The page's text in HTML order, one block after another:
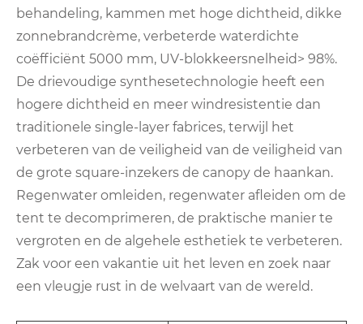
behandeling, kammen met hoge dichtheid, dikke
zonnebrandcrème, verbeterde waterdichte
coëfficiënt 5000 mm, UV-blokkeersnelheid> 98%.
De drievoudige synthesetechnologie heeft een
hogere dichtheid en meer windresistentie dan
traditionele single-layer fabrices, terwijl het
verbeteren van de veiligheid van de veiligheid van
de grote square-inzekers de canopy de haankan.
Regenwater omleiden, regenwater afleiden om de
tent te decomprimeren, de praktische manier te
vergroten en de algehele esthetiek te verbeteren.
Zak voor een vakantie uit het leven en zoek naar
een vleugje rust in de welvaart van de wereld.